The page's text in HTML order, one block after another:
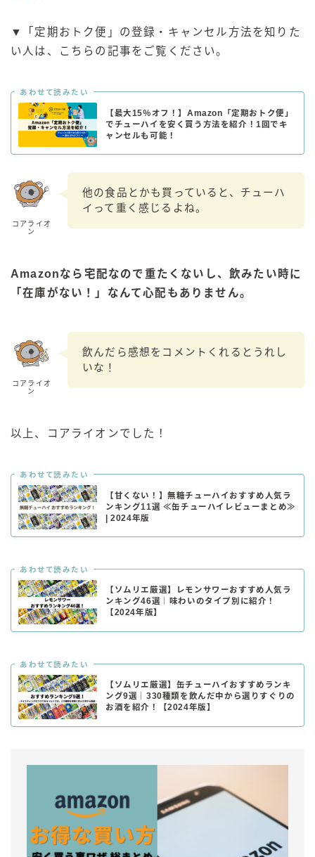
▼「定期おトク便」の登録・キャンセル方法を知りた
い人は、こちらの記事をご覧ください。
あわせて読みたい
【最大15％オフ！】Amazon「定期おトク便」
でチューハイを安く買う方法を紹介！1回でキ
ャンセルも可能！
コアライオ
ン
他の食品とかも買っていると、チューハ
イって重く感じるよね。
Amazonなら宅配なので重たくないし、飲みたい時に
「在庫がない！」なんて心配もありません。
コアライオ
ン
飲んだら感想をコメントくれるとうれし
いな！
以上、コアライオンでした！
あわせて読みたい
【甘くない！】無糖チューハイおすすめ人気ラ
ンキング11選 ≪缶チューハイレビューまとめ≫
| 2024年版
あわせて読みたい
【ソムリエ厳選】レモンサワーおすすめ人気ラ
ンキング46選｜味わいのタイプ別に紹介！
【2024年版】
あわせて読みたい
【ソムリエ厳選】缶チューハイおすすめランキ
ング9選｜330種類を飲んだ中から選りすぐりの
お酒を紹介！【2024年版】